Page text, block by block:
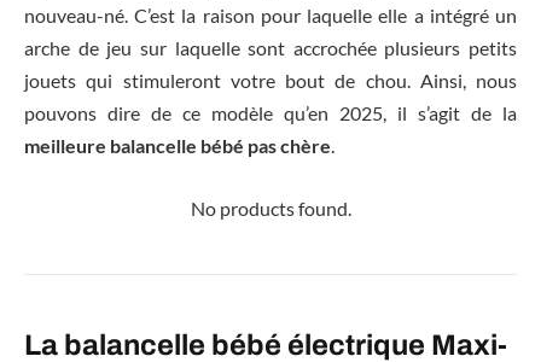
nouveau-né. C’est la raison pour laquelle elle a intégré un
arche de jeu sur laquelle sont accrochée plusieurs petits
jouets qui stimuleront votre bout de chou. Ainsi, nous
pouvons dire de ce modèle qu’en 2025, il s’agit de la
meilleure balancelle bébé pas chère.
No products found.
La balancelle bébé électrique Maxi-